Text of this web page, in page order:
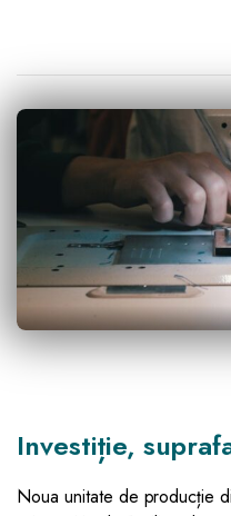
Investiție,
Noua unitate de producție